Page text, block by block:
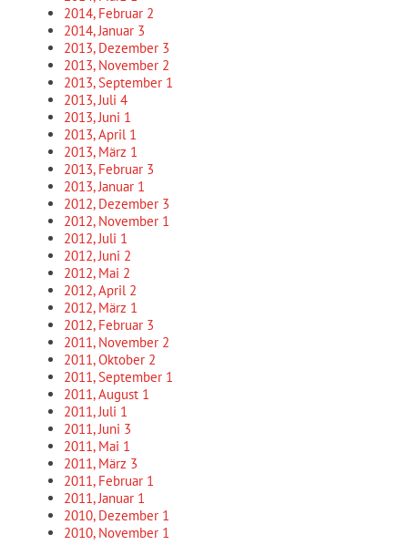
2014, Februar 2
2014, Januar 3
2013, Dezember 3
2013, November 2
2013, September 1
2013, Juli 4
2013, Juni 1
2013, April 1
2013, März 1
2013, Februar 3
2013, Januar 1
2012, Dezember 3
2012, November 1
2012, Juli 1
2012, Juni 2
2012, Mai 2
2012, April 2
2012, März 1
2012, Februar 3
2011, November 2
2011, Oktober 2
2011, September 1
2011, August 1
2011, Juli 1
2011, Juni 3
2011, Mai 1
2011, März 3
2011, Februar 1
2011, Januar 1
2010, Dezember 1
2010, November 1